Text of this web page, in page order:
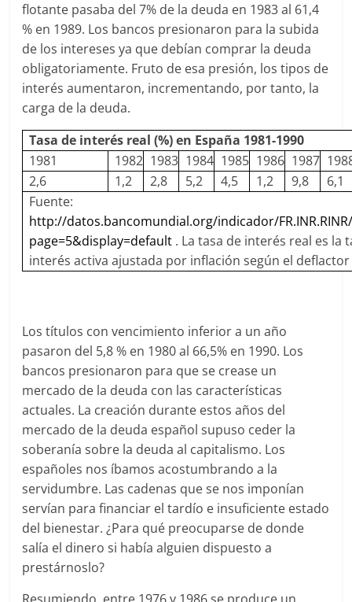
flotante pasaba del 7% de la deuda en 1983 al 61,4
% en 1989. Los bancos presionaron para la subida
de los intereses ya que debían comprar la deuda
obligatoriamente. Fruto de esa presión, los tipos de
interés aumentaron, incrementando, por tanto, la
carga de la deuda.
Tasa de interés real (%) en España 1981-1990
1981
1982 1983 1984 1985 1986 1987
2,6
1,2 2,8 5,2 4,5 1,2 9,8
6,1
Fuente:
http://datos.bancomundial.org/indicador/
page=5&display=default. La tasa de interés real es la
interés activa ajustada por inflación según el deflactor
Los títulos con vencimiento inferior a un año
pasaron del 5,8 % en 1980 al 66,5% en 1990. Los
bancos presionaron para que se crease un
mercado de la deuda con las características
actuales. La creación durante estos años del
mercado de la deuda español supuso ceder la
soberanía sobre la deuda al capitalismo. Los
españoles nos íbamos acostumbrando a la
servidumbre. Las cadenas que se nos imponían
servían para financiar el tardío e insuficiente estado
del bienestar. ¿Para qué preocuparse de donde
salía el dinero si había alguien dispuesto a
prestárnoslo?